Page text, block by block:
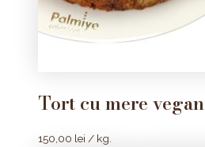
Tort cu mere vegan
150,00 lei / kg.